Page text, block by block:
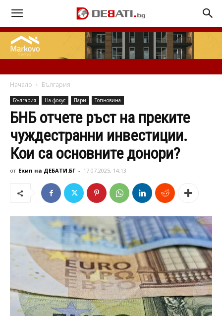
Начало България
България На фокус Пари Топновина
БНБ отчете ръст на преките
чуждестранни инвестиции.
Кои са основните донори?
от Екип на ДЕБАТИ.БГ - 17.07.2025, 14:13